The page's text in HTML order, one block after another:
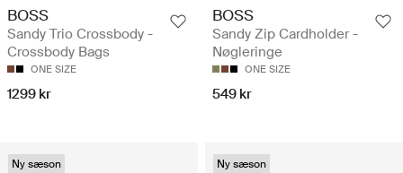
BOSS
Sandy Trio Crossbody -
Crossbody Bags
ONE SIZE
1299 kr
BOSS
Sandy Zip Cardholder -
Nøgleringe
ONE SIZE
549 kr
Ny sæson Ny sæson